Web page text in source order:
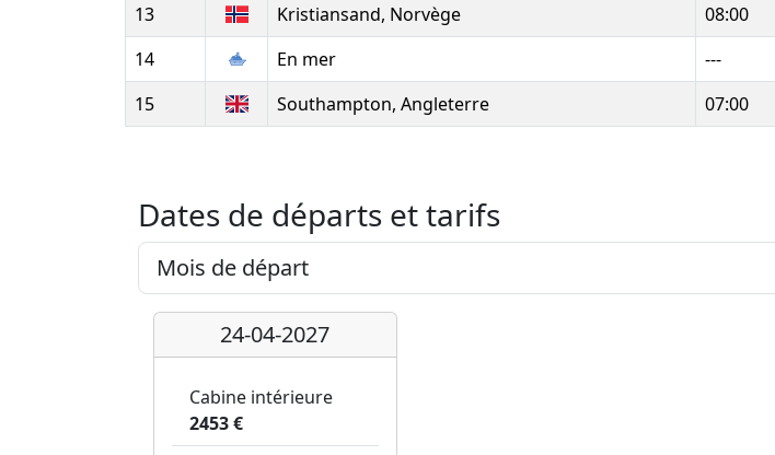
13
Kristiansand, Norvège 08:00
14
En mer ---
15
Southampton, Angleterre 07:00
Dates de départs et tarifs
24-04-2027
Cabine intérieure
2453 €